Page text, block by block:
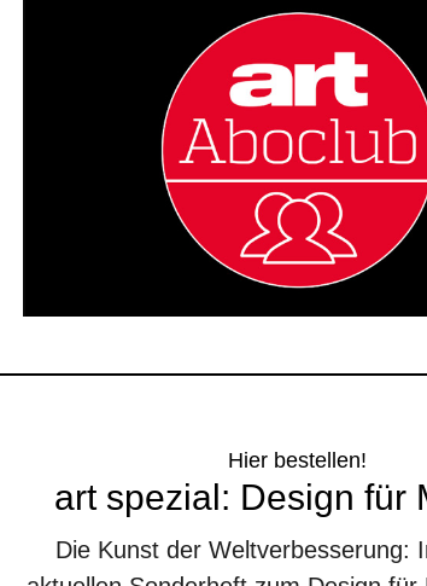
Hier bestellen!
art spezial: Design für
Die Kunst der Weltverbesserung: